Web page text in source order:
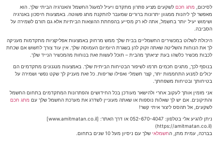
לסיכום, מתג חכם לשקעים מציע פתרון מתקדם ויעיל למעגל החשמל והאנרגיה הביתי שלך. הוא
מאפשר לך ליהנות ממגוון יתרונות ברורים שמעבר להתקנת מתג פשוטה. באמצעות חיסכון באנרגיה
ושימוש יעיל יותר בחשמל, אתה לא רק מסייע בהפחתת ההוצאות הביתיות אלא גם תורם לשמירה על
הסביבה.
היכולת לשלוט במכשירים החשמליים בבית שלך ממש מרחוק באמצעות אפליקציות מתקדמות מעניקה
לך את הנוחות והשליטה שאתה זקוק להן בשגרת היומיום העמוסה שלך. אין עוד צורך לחשוש אם שכחת
לכבות מכשיר כלשהו בעת יציאתך מהבית – תוכל לעשות זאת בנוחות מהמכשיר הנייד שלך.
בנוסף לכך, מתגים חכמים תרמו לשיפור הבטיחות הביתית שלך. באמצעות מנגנונים מתקדמים הם
יכולים למנוע התחממות יתר, קצר חשמלי ואפילו שריפות. כל זאת מעניק לך שקט נפשי ושמירה על
בטיחותך ובטיחות משפחתך.
אני מזמין אותך לעקוב אחרי ולהישאר מעודכן בכל החידושים והפתרונות המתקדמים בתחום החשמל
והתיקונים. אם יש לך שאלות נוספות או שאתה מעוניין לשדרג את מערכת החשמל שלך עם מתג חכם
לשקעים, אל תהסס ליצור איתי קשר!
ניתן להגיע אלי בטלפון: 052-670-4047 או דרך האתר: [www.amitmatan.co.il]
(https://amitmatan.co.il)
בברכה, עמית מתן, החשמלאי שלך עם ניסיון מעל 10 שנים בתחום.